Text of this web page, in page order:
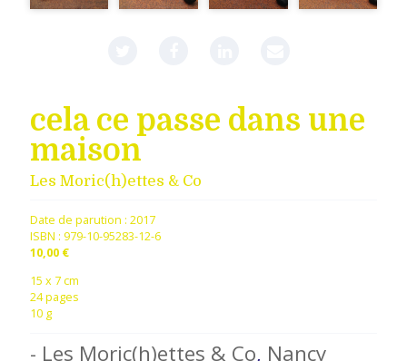
cela ce passe dans une
maison
Les Moric(h)ettes & Co
Date de parution : 2017
ISBN : 979-10-95283-12-6
10,00 €
15 x 7 cm
24 pages
10 g
- Les Moric(h)ettes & Co, Nancy